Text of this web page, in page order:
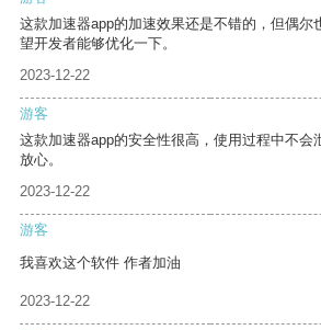
这款加速器app的加速效果还是不错的，但偶尔
望开发者能够优化一下。
2023-12-22
游客
这款加速器app的安全性很高，使用过程中不会
放心。
2023-12-22
游客
我喜欢这个软件 作者加油
2023-12-22